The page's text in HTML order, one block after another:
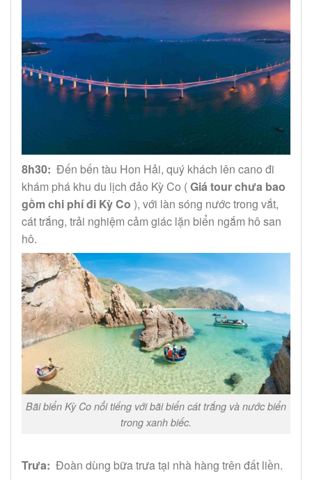
8h30: Đến bến tàu Hon Hải, quý khách lên cano đi
khám phá khu du lịch đảo Kỳ Co (Giá tour chưa bao
gồm chi phí đi Kỳ Co ), với làn sóng nước trong vắt,
cát trắng, trải nghiệm cảm giác lặn biển ngắm hô san
hô.
Bãi biển Kỳ Co nổi tiếng với bãi biển cát trắng và nước biển
trong xanh biếc.
Trưa: Đoàn dùng bữa trưa tại nhà hàng trên đất liền.